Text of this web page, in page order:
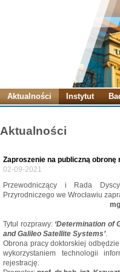
Aktualności Instytut
Aktualności
Zaproszenie na publiczną obronę
02-09-2021
Przewodniczący i Rada
Przyrodniczego we Wrocławiu
Tytuł rozprawy: ‘Determination of
and Galileo Satellite Systems’.
Obrona pracy doktorskiej
wykorzystaniem technologii
rejestrację.